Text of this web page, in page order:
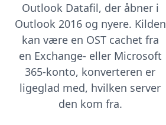
Outlook Datafil, der åbner i
Outlook 2016 og nyere. Kilden
kan være en OST cachet fra
en Exchange- eller Microsoft
365-konto, konverteren er
ligeglad med, hvilken server
den kom fra.